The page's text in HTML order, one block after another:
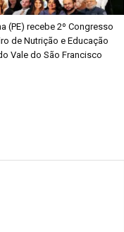
(PE) recebe 2º Congresso
de Nutrição e Educação
Vale do São Francisco